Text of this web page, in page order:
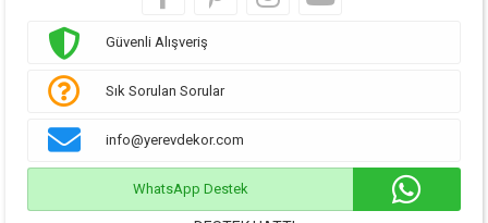
Güvenli Alışveriş
Sık Sorulan Sorular
info@yerevdekor.com
WhatsApp Destek